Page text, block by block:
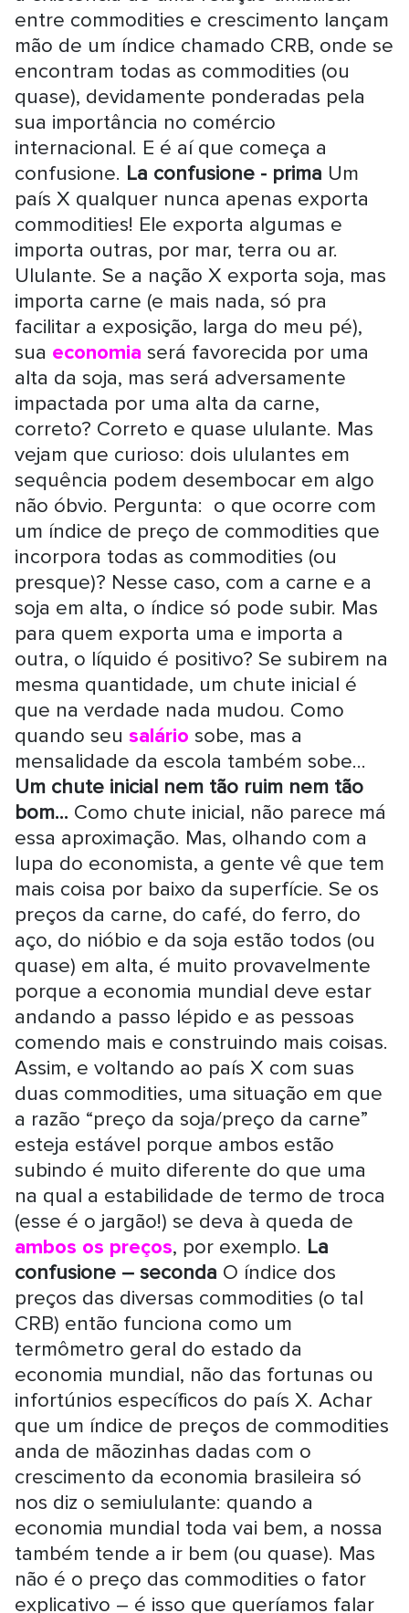
entre commodities e crescimento lançam
mão de um índice chamado CRB, onde se
encontram todas as commodities (ou
quase), devidamente ponderadas pela
sua importância no comércio
internacional. E é aí que começa a
confusione. La confusione - prima Um
país X qualquer nunca apenas exporta
commodities! Ele exporta algumas e
importa outras, por mar, terra ou ar.
Ululante. Se a nação X exporta soja, mas
importa carne (e mais nada, só pra
facilitar a exposição, larga do meu pé),
sua economia será favorecida por uma
alta da soja, mas será adversamente
impactada por uma alta da carne,
correto? Correto e quase ululante. Mas
vejam que curioso: dois ululantes em
sequência podem desembocar em algo
não óbvio. Pergunta: o que ocorre com
um índice de preço de commodities que
incorpora todas as commodities (ou
presque)? Nesse caso, com a carne e a
soja em alta, o índice só pode subir. Mas
para quem exporta uma e importa a
outra, o líquido é positivo? Se subirem na
mesma quantidade, um chute inicial é
que na verdade nada mudou. Como
quando seu salário sobe, mas a
mensalidade da escola também sobe...
Um chute inicial nem tão ruim nem tão
bom... Como chute inicial, não parece má
essa aproximação. Mas, olhando com a
lupa do economista, a gente vê que tem
mais coisa por baixo da superfície. Se os
preços da carne, do café, do ferro, do
aço, do nióbio e da soja estão todos (ou
quase) em alta, é muito provavelmente
porque a economia mundial deve estar
andando a passo lépido e as pessoas
comendo mais e construindo mais coisas.
Assim, e voltando ao país X com suas
duas commodities, uma situação em que
a razão “preço da soja/preço da carne”
esteja estável porque ambos estão
subindo é muito diferente do que uma
na qual a estabilidade de termo de troca
(esse é o jargão!) se deva à queda de
ambos os preços, por exemplo. La
confusione – seconda O índice dos
preços das diversas commodities (o tal
CRB) então funciona como um
termômetro geral do estado da
economia mundial, não das fortunas ou
infortúnios específicos do país X. Achar
que um índice de preços de commodities
anda de mãozinhas dadas com o
crescimento da economia brasileira só
nos diz o semiululante: quando a
economia mundial toda vai bem, a nossa
também tende a ir bem (ou quase). Mas
não é o preço das commodities o fator
explicativo – é isso que queríamos falar